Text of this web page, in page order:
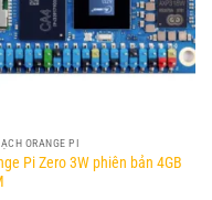
ORANGE PI
Pi Zero 3W phiên bản 4GB